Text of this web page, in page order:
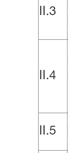
II.3
II.4
II.5